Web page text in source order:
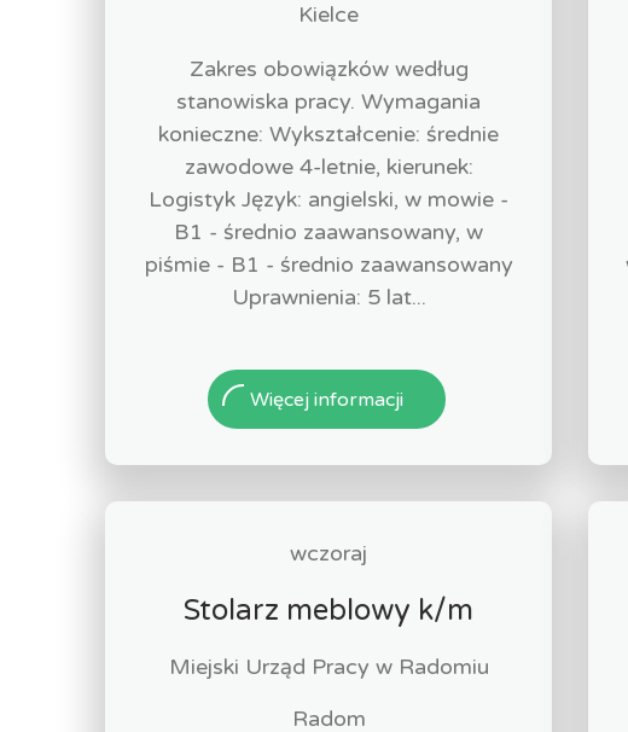
Kielce
Zakres obowiązków według
stanowiska pracy. Wymagania
konieczne: Wykształcenie: średnie
zawodowe 4-letnie, kierunek:
Logistyk Język: angielski, w mowie -
B1 - średnio zaawansowany, w
piśmie - B1 - średnio zaawansowany
Uprawnienia: 5 lat...
Więcej informacji
wczoraj
Stolarz meblowy k/m
Miejski Urząd Pracy w Radomiu
Radom